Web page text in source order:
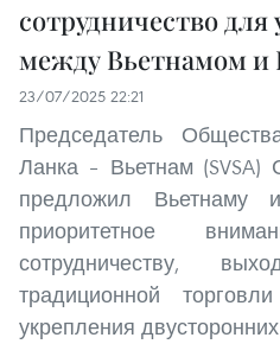
сотрудничество
между Вьетнамом
23/07/2025 22:21
Председатель
Ланка – Вьетнам (SVSA)
предложил Вьетнаму
приоритетное
сотрудничеству,
традиционной
укрепления